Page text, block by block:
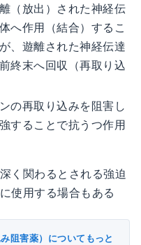
（放出）された神経伝
へ作用（結合）するこ
、遊離された神経伝達
終末へ回収（再取り込
の再取り込みを阻害し
することで抗うつ作用
く関わるとされる強迫
使用する場合もある
阻害薬）についてもっと